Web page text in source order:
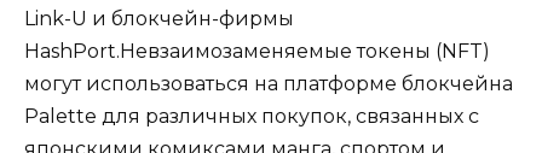
Link-U и блокчейн-фирмы
HashPort.Невзаимозаменяемые токены (NFT)
могут использоваться на платформе блокчейна
Palette для различных покупок, связанных с
японскими комиксами манга, спортом и